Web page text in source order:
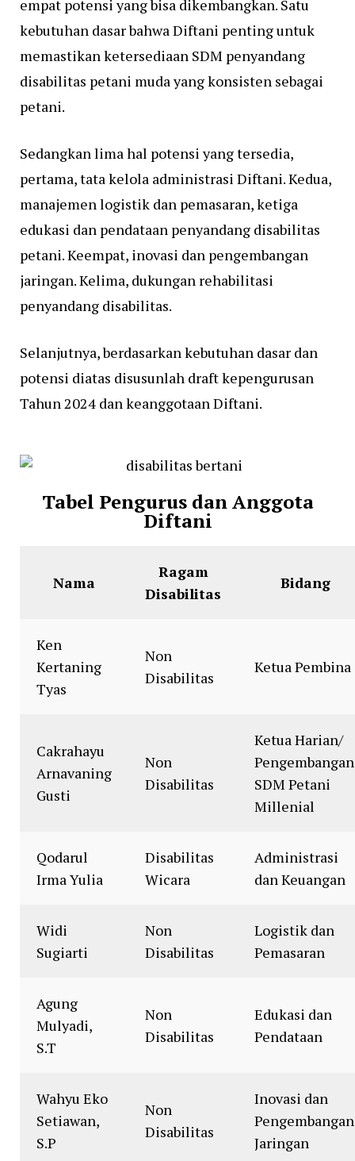
empat potensi yang bisa dikembangkan. Satu
kebutuhan dasar bahwa Diftani penting untuk
memastikan ketersediaan SDM penyandang
disabilitas petani muda yang konsisten sebagai
petani.
Sedangkan lima hal potensi yang tersedia,
pertama, tata kelola administrasi Diftani. Kedua,
manajemen logistik dan pemasaran, ketiga
edukasi dan pendataan penyandang disabilitas
petani. Keempat, inovasi dan pengembangan
jaringan. Kelima, dukungan rehabilitasi
penyandang disabilitas.
Selanjutnya, berdasarkan kebutuhan dasar dan
potensi diatas disusunlah draft kepengurusan
Tahun 2024 dan keanggotaan Diftani.
Tabel Pengurus dan Anggota
Diftani
Nama
Ragam
Disabilitas
Bidang
Ken
Kertaning
Tyas
Non
Disabilitas
Ketua Pembina
Cakrahayu
Arnavaning
Gusti
Non
Disabilitas
Ketua Harian/
Pengembangan
SDM Petani
Millenial
Qodarul
Irma Yulia
Disabilitas
Wicara
Administrasi
dan Keuangan
Widi
Sugiarti
Non
Disabilitas
Logistik dan
Pemasaran
Agung
Mulyadi,
S.T
Non
Disabilitas
Edukasi dan
Pendataan
Wahyu Eko
Setiawan,
S.P
Non
Disabilitas
Inovasi dan
Pengembangan
Jaringan